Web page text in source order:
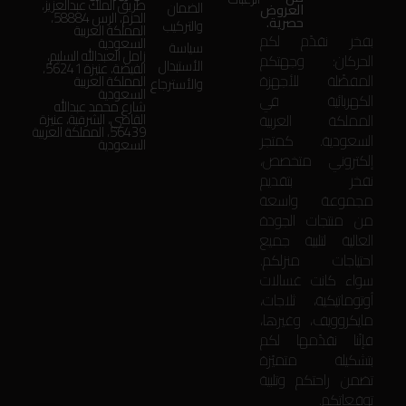
العروض
حصرية.
بفخر نقدّم لكم
الحركان: وجهتكم
المفضّلة للأجهزة
الكهربائية في
المملكة العربية
السعودية. كمتجر
إلكتروني متخصص،
نفخر بتقديم
مجموعة واسعة
من منتجات الجودة
العالية لتلبية جميع
احتياجات منزلكم.
سواء كانت غسالات
أوتوماتيكية، ثلاجات،
مايكروويف، وغيرها،
فإنّنا نقدّمها لكم
بتشكيلة متميّزة
تضمن راحتكم وتلبية
توقعاتكم.
الضمان
والتركيب
سياسة
الأستبدال
والأسترجاع
طريق الملك عبدالعزيز،
الحزم، الرس 58884،
المملكة العربية
السعودية
زامل العبدالله السليم،
الفيضة، عنيزة 56241،
المملكة العربية
السعودية
شارع محمد عبدالله
القاضي، الشرقية، عنيزة
56439، المملكة العربية
السعودية